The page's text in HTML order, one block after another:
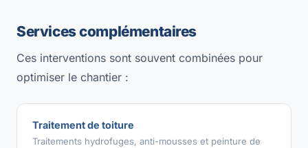
Services complémentaires
Ces interventions sont souvent combinées pour
optimiser le chantier :
Traitement de toiture
Traitements hydrofuges, anti-mousses et peinture de